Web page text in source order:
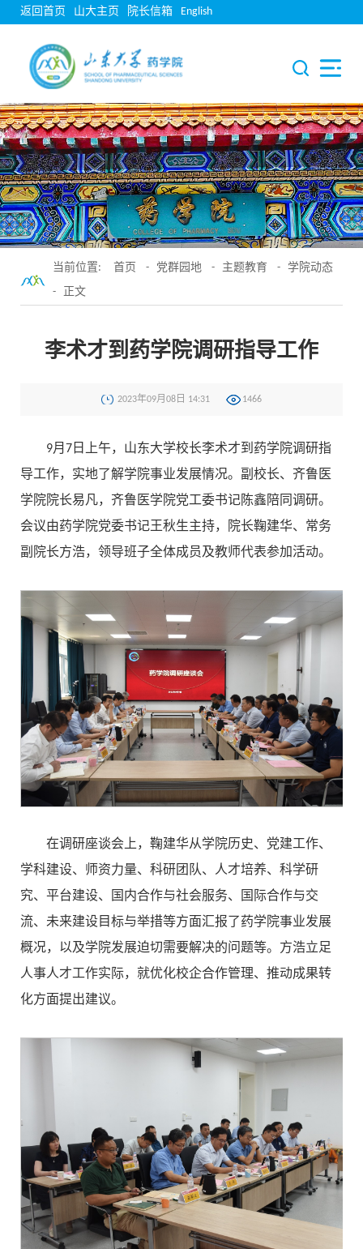
返回首页 山大主页 院长信箱 English
当前位置: 首页 - 党群园地 - 主题教育 - 学院动态
- 正文
李术才到药学院调研指导工作
2023年09月08日 14:31 1466
9月7日上午，山东大学校长李术才到药学院调研指
导工作，实地了解学院事业发展情况。副校长、齐鲁医
学院院长易凡，齐鲁医学院党工委书记陈鑫陪同调研。
会议由药学院党委书记王秋生主持，院长鞠建华、常务
副院长方浩，领导班子全体成员及教师代表参加活动。
在调研座谈会上，鞠建华从学院历史、党建工作、
学科建设、师资力量、科研团队、人才培养、科学研
究、平台建设、国内合作与社会服务、国际合作与交
流、未来建设目标与举措等方面汇报了药学院事业发展
概况，以及学院发展迫切需要解决的问题等。方浩立足
人事人才工作实际，就优化校企合作管理、推动成果转
化方面提出建议。